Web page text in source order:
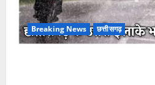
Breaking News छत्तीसगढ़